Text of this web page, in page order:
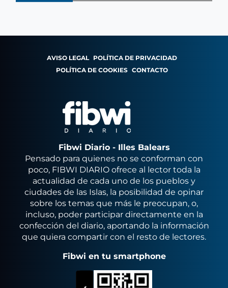
AVISO LEGAL POLÍTICA DE PRIVACIDAD
POLÍTICA DE COOKIES CONTACTO
Fibwi Diario - Illes Balears
Pensado para quienes no se conforman con
poco, FIBWI DIARIO ofrece al lector toda la
actualidad de cada uno de los pueblos y
ciudades de las Islas, la posibilidad de opinar
sobre los temas que más le preocupan, o,
incluso, poder participar directamente en la
confección del diario, aportando la información
que quiera compartir con el resto de lectores.
Fibwi en tu smartphone